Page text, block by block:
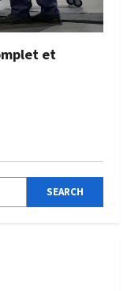
et
SEARCH